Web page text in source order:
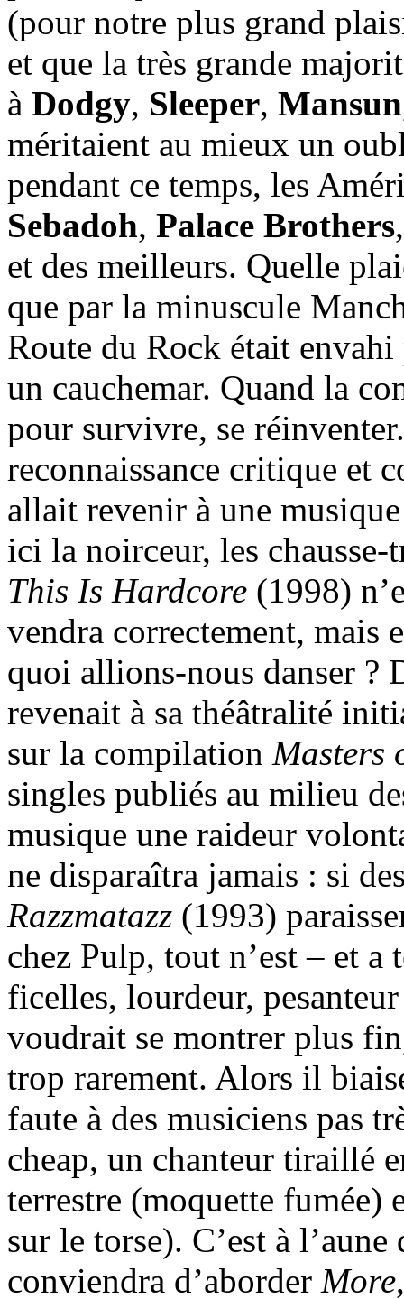
(pour notre plus grand
et que la très grande
à Dodgy, Sleeper, Mansun
méritaient au mieux un
pendant ce temps, les
Sebadoh, Palace Brothers
et des meilleurs. Quelle
que par la minuscule
Route du Rock était
un cauchemar. Quand la
pour survivre, se
reconnaissance critique et
allait revenir à une
ici la noirceur, les
This Is Hardcore (1998)
vendra correctement, mais
quoi allions-nous danser ?
revenait à sa théâtralité
sur la compilation Masters
singles publiés au milieu
musique une raideur
ne disparaîtra jamais : si
Razzmatazz (1993)
chez Pulp, tout n’est – et a
ficelles, lourdeur,
voudrait se montrer plus
trop rarement. Alors il
faute à des musiciens pas
cheap, un chanteur tiraillé
terrestre (moquette fumée)
sur le torse). C’est à
conviendra d’aborder More